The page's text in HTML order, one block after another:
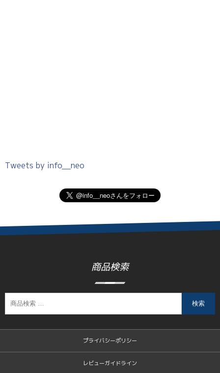
Tweets by info__neo
商品検索
検索
プライバシーポリシー
レビューガイドライン